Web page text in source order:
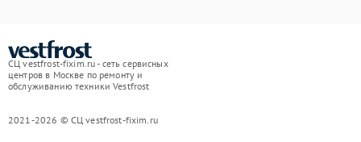
СЦ vestfrost-fixim.ru - сеть сервисных
центров в Москве по ремонту и
обслуживанию техники Vestfrost
2021-2026 © СЦ vestfrost-fixim.ru